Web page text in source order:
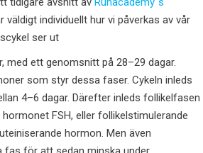
individuellt hur vi påverkas av vår
ser ut
med ett genomsnitt på 28–29 dagar.
som styr dessa faser. Cykeln inleds
4–6 dagar. Därefter inleds follikelfasen
FSH, eller follikelstimulerande
hormon. Men även